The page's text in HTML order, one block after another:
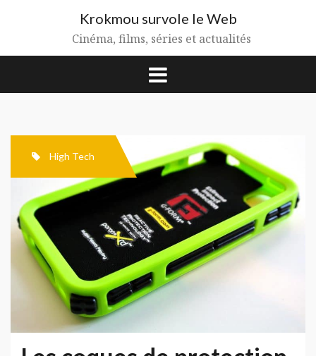
Krokmou survole le Web
Cinéma, films, séries et actualités
High Tech